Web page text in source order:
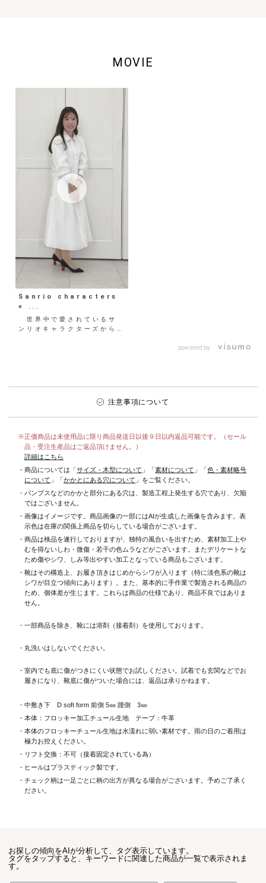
MOVIE
Sanrio characters
× ...
世界中で愛されているサ
ンリオキャラクターズから
powered by
注意事項について
※正価商品は未使用品に限り商品発送日以後９日以内返品可能です。（セール
品・受注生産品はご返品頂けません。）
詳細はこちら
・商品については「サイズ・木型について 」「素材について 」「色・素材略号
について 」「かかとにある穴について 」をご覧ください。
・パンプスなどのかかと部分にある穴は、製造工程上発生する穴であり、欠陥
ではございません。
・画像はイメージです。商品画像の一部にはAIが生成した画像を含みます。表
示色は在庫の関係上商品を切らしている場合がございます。
・商品は検品を遂行しておりますが、独特の風合いを出すため、素材加工上
むを得ないしわ・微傷・若干の色ムラなどがございます。またデリケートな
ため傷やシワ、しみ等出やすい加工となっている商品もございます。
・靴はその構造上、お履き頂きはじめからシワが入ります（特に淡色系の靴は
シワが目立つ傾向にあります）。また、基本的に手作業で製造される商品の
ため、個体差が生じます。これらは商品の仕様であり、商品不良ではありま
せん。
・一部商品を除き、靴には溶剤（接着剤）を使用しております。
・丸洗いはしないでください。
・室内でも底に傷がつきにくい状態でお試しください。試着でも玄関などでお
履きになり、靴底に傷がついた場合には、返品は承りかねます。
・中敷き下 D soft form 前側 5㎜ 踵側 3㎜
・本体：フロッキー加工チュール生地 テープ：牛革
・本体のフロッキーチュール生地は水濡れに弱い素材です。雨の日のご着用は
極力お控えください。
・リフト交換：不可（接着固定されている為）
・ヒールはプラスティック製です。
・チェック柄は一足ごとに柄の出方が異なる場合がございます。予めご了承く
ださい。
お探しの傾向をAIが分析して、タグ表示しています。
タグをタップすると、キーワードに関連した商品が一覧で表示されま
す。